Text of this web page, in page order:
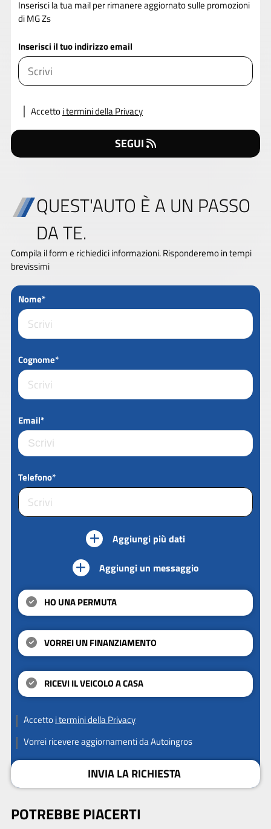
Inserisci la tua mail per rimanere aggiornato sulle promozioni
di MG Zs
Inserisci il tuo indirizzo email
Accettoi termini della Privacy
SEGUI
QUEST'AUTO È A UN PASSO
DA TE.
Compila il form e richiedici informazioni. Risponderemo in tempi
brevissimi
Nome*
Cognome*
Email*
Telefono*
Aggiungi più dati
Aggiungi un messaggio
HO UNA PERMUTA
VORREI UN FINANZIAMENTO
RICEVI IL VEICOLO A CASA
Accettoi termini della Privacy
Vorrei ricevere aggiornamenti da Autoingros
INVIA LA RICHIESTA
POTREBBE PIACERTI